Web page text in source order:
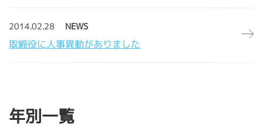
2014.02.28 NEWS
取締役に人事異動がありました
年別一覧